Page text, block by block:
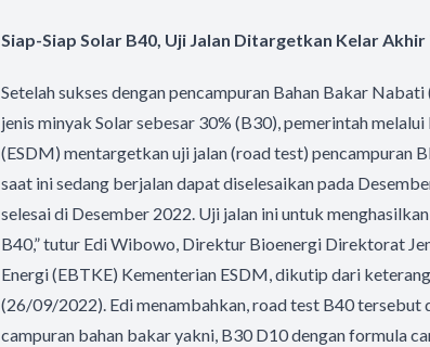
Siap-Siap Solar B40, Uji Jalan Ditargetkan Kelar Akhir
Setelah sukses dengan pencampuran Bahan Bakar
jenis minyak Solar sebesar 30% (B30), pemerintah
(ESDM) mentargetkan uji jalan (road test) pencampuran
saat ini sedang berjalan dapat diselesaikan pada
selesai di Desember 2022. Uji jalan ini untuk
B40,” tutur Edi Wibowo, Direktur Bioenergi Direktorat
Energi (EBTKE) Kementerian ESDM, dikutip dari
(26/09/2022). Edi menambahkan, road test B40 tersebut
campuran bahan bakar yakni, B30 D10 dengan formula